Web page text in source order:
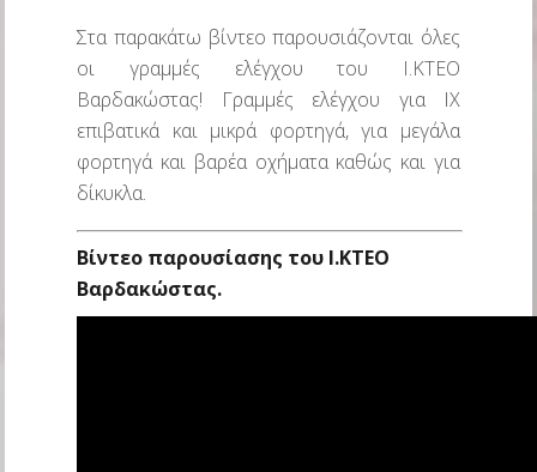
Στα παρακάτω βίντεο παρουσιάζονται όλες
οι γραμμές ελέγχου του Ι.ΚΤΕΟ
Βαρδακώστας! Γραμμές ελέγχου για ΙΧ
επιβατικά και μικρά φορτηγά, για μεγάλα
φορτηγά και βαρέα οχήματα καθώς και για
δίκυκλα.
Βίντεο παρουσίασης του Ι.ΚΤΕΟ
Βαρδακώστας.